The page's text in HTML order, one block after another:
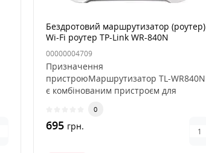
Бездротовий маршрутизатор (роутер)
Wi-Fi роутер TP-Link WR-840N
00000004709
Призначення
пристроюМаршрутизатор TL-WR840N
є комбінованим пристроєм для
0
695 грн.